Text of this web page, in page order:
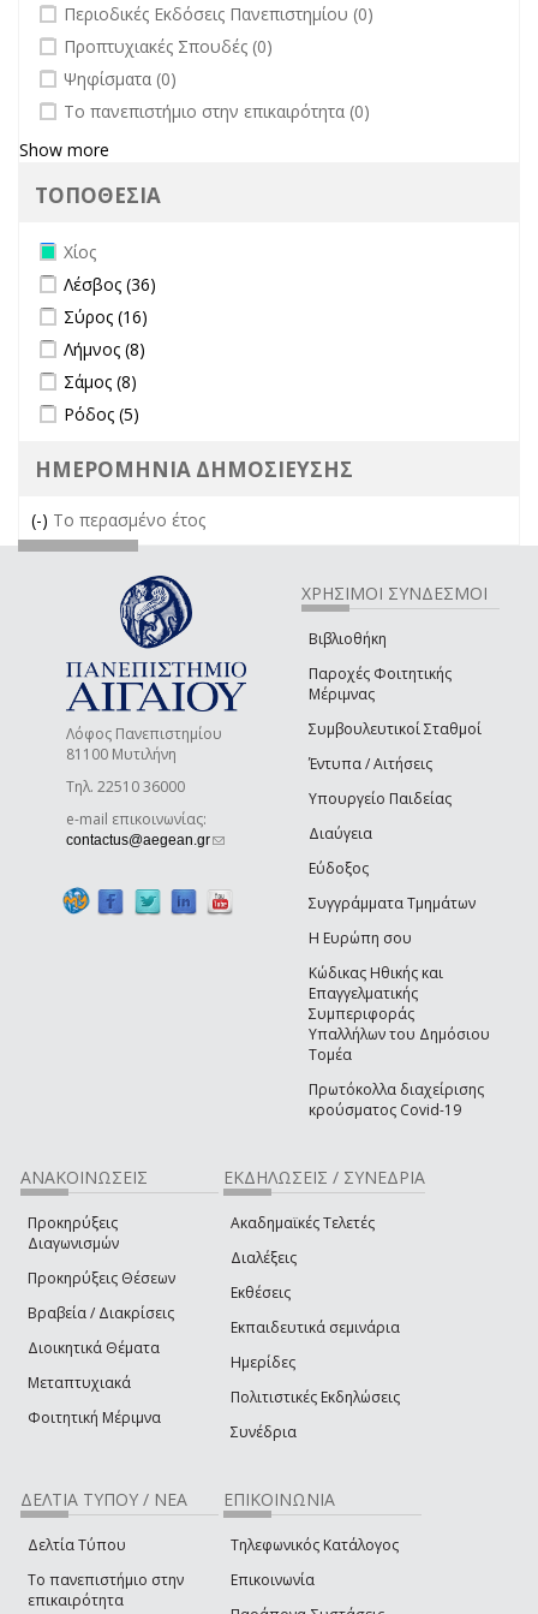
undefined
Περιοδικές Εκδόσεις Πανεπιστημίου (0)
undefined
Προπτυχιακές Σπουδές (0)
undefined
Ψηφίσματα (0)
undefined
Το πανεπιστήμιο στην επικαιρότητα (0)
Show more
ΤΟΠΟΘΕΣΙΑ
Remove Χίος filter
Χίος
Apply Λέσβος filter
Λέσβος (36)
Apply Σύρος filter
Σύρος (16)
Apply Λήμνος filter
Λήμνος (8)
Apply Σάμος filter
Σάμος (8)
Apply Ρόδος filter
Ρόδος (5)
ΗΜΕΡΟΜΗΝΙΑ ΔΗΜΟΣΙΕΥΣΗΣ
(-) Remove Το περασμένο έτος filter
Το περασμένο έτος
Λόφος Πανεπιστημίου
81100 Μυτιλήνη
Τηλ. 22510 36000
e-mail επικοινωνίας:
contactus@aegean.gr(link sends e-mail)
ΧΡΗΣΙΜΟΙ ΣΥΝΔΕΣΜΟΙ
Βιβλιοθήκη
Παροχές Φοιτητικής
Μέριμνας
Συμβουλευτικοί Σταθμοί
Έντυπα / Αιτήσεις
Υπουργείο Παιδείας
Διαύγεια
Εύδοξος
Συγγράμματα Τμημάτων
Η Ευρώπη σου
Κώδικας Ηθικής και
Επαγγελματικής
Συμπεριφοράς
Υπαλλήλων του Δημόσιου
Τομέα
Πρωτόκολλα διαχείρισης
κρούσματος Covid-19
ΑΝΑΚΟΙΝΩΣΕΙΣ
Προκηρύξεις
Διαγωνισμών
Προκηρύξεις Θέσεων
Βραβεία / Διακρίσεις
Διοικητικά Θέματα
Μεταπτυχιακά
Φοιτητική Μέριμνα
ΕΚΔΗΛΩΣΕΙΣ / ΣΥΝΕΔΡΙΑ
Ακαδημαϊκές Τελετές
Διαλέξεις
Εκθέσεις
Εκπαιδευτικά σεμινάρια
Ημερίδες
Πολιτιστικές Εκδηλώσεις
Συνέδρια
ΔΕΛΤΙΑ ΤΥΠΟΥ / ΝΕΑ
Δελτία Τύπου
Το πανεπιστήμιο στην
επικαιρότητα
ΕΠΙΚΟΙΝΩΝΙΑ
Τηλεφωνικός Κατάλογος
Επικοινωνία